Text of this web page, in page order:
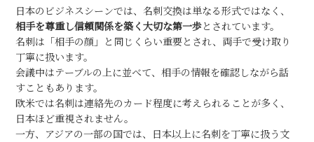
日本のビジネスシーンでは、名刺交換は単なる形式ではなく、
相手を尊重し信頼関係を築く大切な第一歩とされています。
名刺は「相手の顔」と同じくらい重要とされ、両手で受け取り
丁寧に扱います。
会議中はテーブルの上に並べて、相手の情報を確認しながら話
すこともあります。
欧米では名刺は連絡先のカード程度に考えられることが多く、
日本ほど重視されません。
一方、アジアの一部の国では、日本以上に名刺を丁寧に扱う文